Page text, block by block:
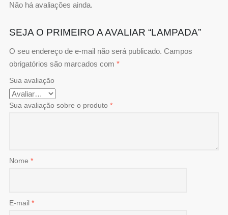
Não há avaliações ainda.
SEJA O PRIMEIRO A AVALIAR “LAMPADA”
O seu endereço de e-mail não será publicado. Campos
obrigatórios são marcados com *
Sua avaliação
Sua avaliação sobre o produto *
Nome *
E-mail *